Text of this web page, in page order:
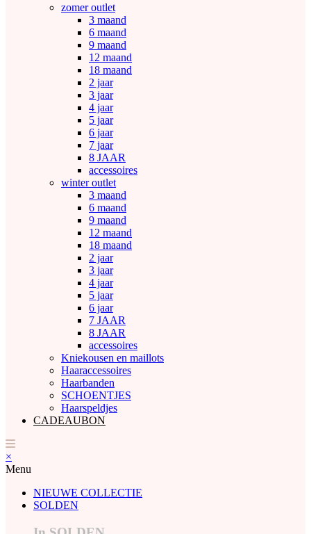
zomer outlet
3 maand
6 maand
9 maand
12 maand
18 maand
2 jaar
3 jaar
4 jaar
5 jaar
6 jaar
7 jaar
8 JAAR
accessoires
winter outlet
3 maand
6 maand
9 maand
12 maand
18 maand
2 jaar
3 jaar
4 jaar
5 jaar
6 jaar
7 JAAR
8 JAAR
accessoires
Kniekousen en maillots
Haaraccessoires
Haarbanden
SCHOENTJES
Haarspeldjes
CADEAUBON
×
Menu
NIEUWE COLLECTIE
SOLDEN